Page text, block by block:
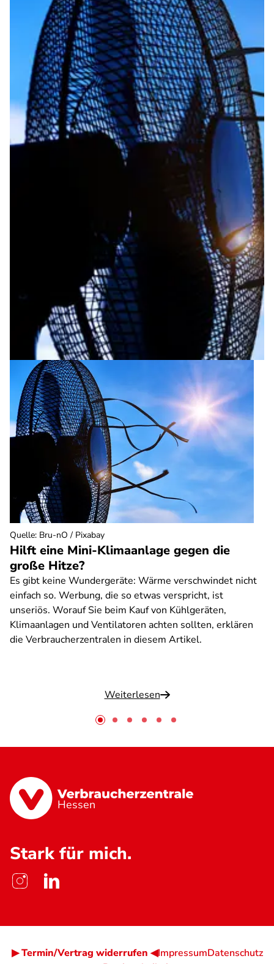
Hilft eine Mini-Klimaanlage gegen die
große Hitze?
Es gibt keine Wundergeräte: Wärme verschwindet nicht
einfach so. Werbung, die so etwas verspricht, ist
unseriös. Worauf Sie beim Kauf von Kühlgeräten,
Klimaanlagen und Ventilatoren achten sollten, erklären
die Verbraucherzentralen in diesem Artikel.
Weiterlesen
Quelle: Bru-nO / Pixabay
Hessen
Stark für mich.
▶ Termin/Vertrag widerrufen ◀ImpressumDatenschutz